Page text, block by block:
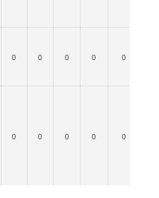
0 0 0 0 0
0 0 0 0 0